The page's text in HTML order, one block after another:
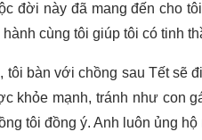
đời này đã mang đến cho
cùng tôi giúp tôi có tinh
tôi bàn với chồng sau Tết sẽ
khỏe mạnh, tránh như con
tôi đồng ý. Anh luôn ủng